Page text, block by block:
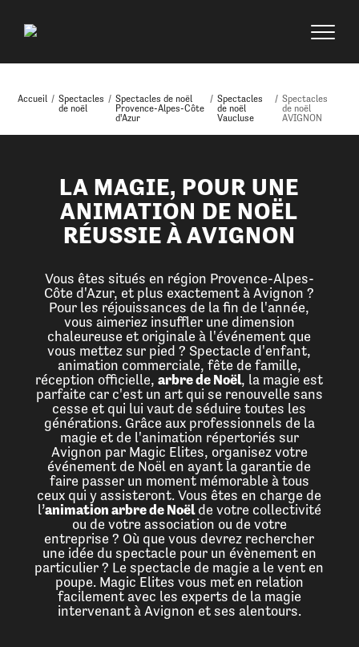
Accueil / Spectacles
de noël
/ Spectacles de noël
Provence-Alpes-Côte
d'Azur
/ Spectacles
de noël
Vaucluse
/ Spectacles
de noël
AVIGNON
LA MAGIE, POUR UNE
ANIMATION DE NOËL
RÉUSSIE À AVIGNON
Vous êtes situés en région Provence-Alpes-
Côte d'Azur, et plus exactement à Avignon ?
Pour les réjouissances de la fin de l'année,
vous aimeriez insuffler une dimension
chaleureuse et originale à l'événement que
vous mettez sur pied ? Spectacle d'enfant,
animation commerciale, fête de famille,
réception officielle,arbre de Noël, la magie est
parfaite car c'est un art qui se renouvelle sans
cesse et qui lui vaut de séduire toutes les
générations. Grâce aux professionnels de la
magie et de l'animation répertoriés sur
Avignon par Magic Elites, organisez votre
événement de Noël en ayant la garantie de
faire passer un moment mémorable à tous
ceux qui y assisteront. Vous êtes en charge de
l’animation arbre de Noëlde votre collectivité
ou de votre association ou de votre
entreprise ? Où que vous devrez rechercher
une idée du spectacle pour un évènement en
particulier ? Le spectacle de magie a le vent en
poupe. Magic Elites vous met en relation
facilement avec les experts de la magie
intervenant à Avignon et ses alentours.